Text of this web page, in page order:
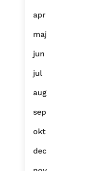
apr
maj
jun
jul
aug
sep
okt
dec